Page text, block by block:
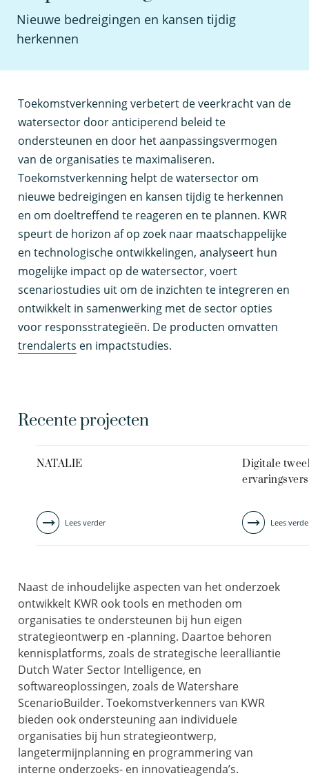
Nieuwe bedreigingen en kansen tijdig
herkennen
Toekomstverkenning verbetert de veerkracht van de
watersector door anticiperend beleid te
ondersteunen en door het aanpassingsvermogen
van de organisaties te maximaliseren.
Toekomstverkenning helpt de watersector om
nieuwe bedreigingen en kansen tijdig te herkennen
en om doeltreffend te reageren en te plannen. KWR
speurt de horizon af op zoek naar maatschappelijke
en technologische ontwikkelingen, analyseert hun
mogelijke impact op de watersector, voert
scenariostudies uit om de inzichten te integreren en
ontwikkelt in samenwerking met de sector opties
voor responsstrategieën. De producten omvatten
trendalerts en impactstudies.
Recente projecten
NATALIE
Lees verder
Digitale
Lees
Naast de inhoudelijke aspecten van het onderzoek
ontwikkelt KWR ook tools en methoden om
organisaties te ondersteunen bij hun eigen
strategieontwerp en -planning. Daartoe behoren
kennisplatforms, zoals de strategische leeralliantie
Dutch Water Sector Intelligence, en
softwareoplossingen, zoals de Watershare
ScenarioBuilder. Toekomstverkenners van KWR
bieden ook ondersteuning aan individuele
organisaties bij hun strategieontwerp,
langetermijnplanning en programmering van
interne onderzoeks- en innovatieagenda’s.